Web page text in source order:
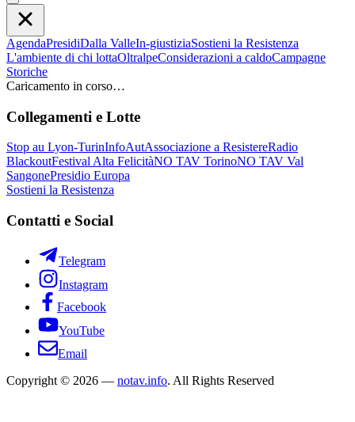
AgendaPresidiDalla ValleIn-giustiziaSostieni la Resistenza
L'ambiente di chi lottaOltralpeConsiderazioni a caldoCampagne
Storiche
Caricamento in corso…
Collegamenti e Lotte
Stop au Lyon-TurinInfoAutAssociazione a ResistereRadio
BlackoutFestival Alta FelicitàNO TAV TorinoNO TAV Val
SangonePresidio Europa
Sostieni la Resistenza
Contatti e Social
Telegram
Instagram
Facebook
YouTube
Email
Copyright © 2026 — notav.info. All Rights Reserved